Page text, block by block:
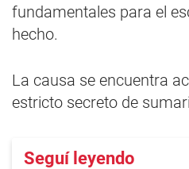
fundamentales para el
hecho.
La causa se encuentra
estricto secreto de
Seguí leyendo